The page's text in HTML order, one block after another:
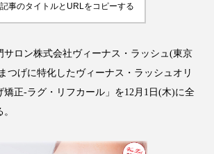
BeautyTech ChatGPT
記事のタイトルとURLをコピーする
サロン株式会社ヴィーナス・ラッシュ(東京
つげに特化したヴィーナス・ラッシュオリ
矯正-ラグ・リフカール」を12月1日(木)に全